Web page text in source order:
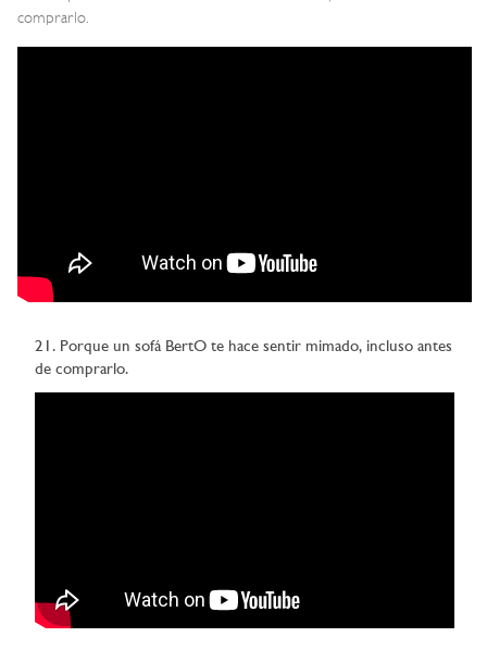
comprarlo.
21. Porque un sofá BertO te hace sentir mimado, incluso antes
de comprarlo.